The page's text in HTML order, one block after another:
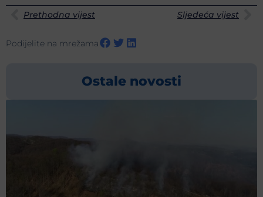
Prethodna vijest Sljedeća vijest
Podijelite na mrežama
Ostale novosti